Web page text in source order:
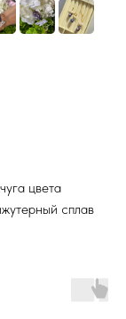
цвета
сплав